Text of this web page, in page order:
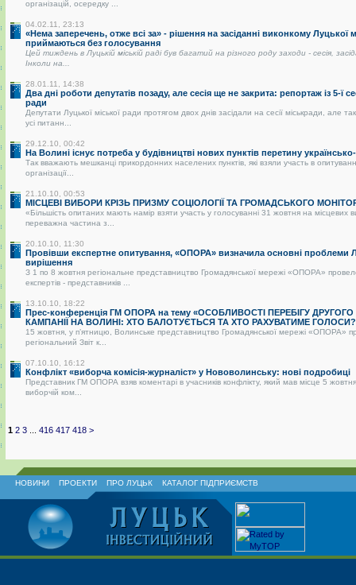
організацій, осередку ...
04.02.11, 23:13
«Нема заперечень, отже всі за» - рішення на засіданні виконкому Луцької
приймаються без голосування
Цей тиждень в Луцькій міській раді був багатий на різного роду заходи - сесія,
Інколи на...
28.01.11, 14:38
Два дні роботи депутатів позаду, але сесія ще не закрита: репортаж із 5-ї
ради
Депутати Луцької міської ради протягом двох днів засідали на сесії міськради, але
усі питанн...
29.12.10, 00:42
На Волині існує потреба у будівництві нових пунктів перетину
Так вважають мешканці прикордонних населених пунктів, які взяли участь в
організації...
21.10.10, 00:53
МІСЦЕВІ ВИБОРИ КРІЗЬ ПРИЗМУ СОЦІОЛОГІЇ ТА ГРОМАДСЬКОГО
«Більшість опитаних мають намір взяти участь у голосуванні 31 жовтня на місцевих
переважна частина з...
20.10.10, 11:30
Провівши експертне опитування, «ОПОРА» визначила основні проблеми
вирішення
З 1 по 8 жовтня регіональне представництво Громадянської мережі «ОПОРА»
експертів - представників ...
13.10.10, 18:22
Прес-конференція ГМ ОПОРА на тему «ОСОБЛИВОСТІ ПЕРЕБІГУ
КАМПАНІЇ НА ВОЛИНІ: ХТО БАЛОТУЄТЬСЯ ТА ХТО РАХУВАТИМЕ
15 жовтня, у п’ятницю, Волинське представництво Громадянської мережі «ОПОРА»
регіональний Звіт к...
07.10.10, 16:12
Конфлікт «виборча комісія-журналіст» у Нововолинську: нові подробиці
Представник ГМ ОПОРА взяв коментарі в учасників конфлікту, який мав місце 5 жовтня
виборчій ком...
1 2 3 416 417 418 >
НОВИНИ ПРОЕКТИ ПРО ЛУЦЬК КАТАЛОГ ПІДПРИЄМСТВ